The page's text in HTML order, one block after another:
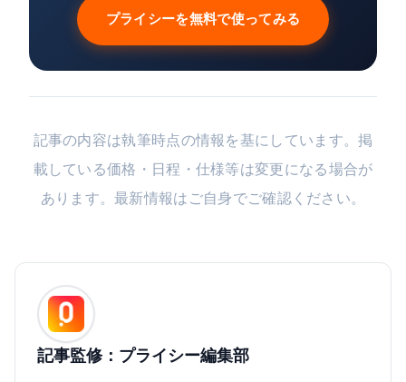
プライシーを無料で使ってみる
記事の内容は執筆時点の情報を基にしています。掲
載している価格・日程・仕様等は変更になる場合が
あります。最新情報はご自身でご確認ください。
記事監修：プライシー編集部